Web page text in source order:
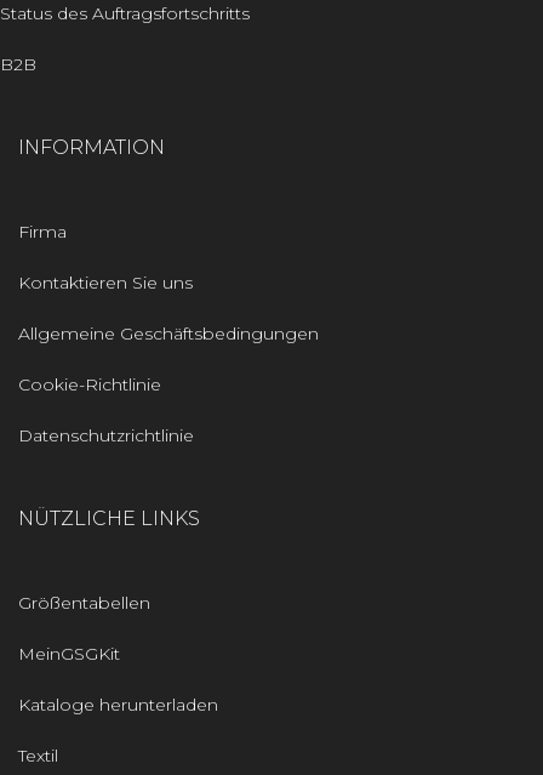
Status des Auftragsfortschritts
B2B
INFORMATION
Firma
Kontaktieren Sie uns
Allgemeine Geschäftsbedingungen
Cookie-Richtlinie
Datenschutzrichtlinie
NÜTZLICHE LINKS
Größentabellen
MeinGSGKit
Kataloge herunterladen
Textil